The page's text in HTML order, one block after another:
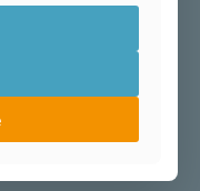
15,- krijg je één
van ons een gratis
komt bestellen.
site besteld.Wil je